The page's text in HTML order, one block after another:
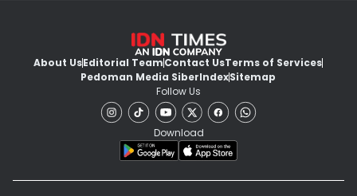
About UsEditorial TeamContact UsTerms of Services
Pedoman Media SiberIndexSitemap
Follow Us
Download